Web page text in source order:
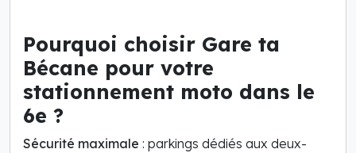
Pourquoi choisir Gare ta
Bécane pour votre
stationnement moto dans le
6e ?
Sécurité maximale : parkings dédiés aux deux-